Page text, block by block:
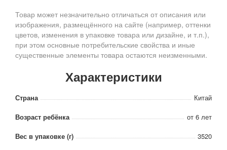
Товар может незначительно отличаться от описания или
изображения, размещённого на сайте (например, оттенки
цветов, изменения в упаковке товара или дизайне, и т.п.),
при этом основные потребительские свойства и иные
существенные элементы товара остаются неизменными.
Характеристики
Страна
Китай
Возраст ребёнка
от 6 лет
Вес в упаковке (г)
3520